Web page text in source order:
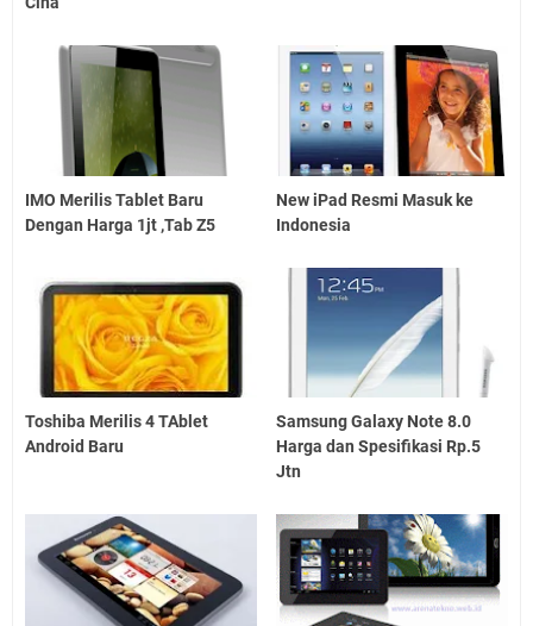
IMO Merilis Tablet Baru
Dengan Harga 1jt ,Tab Z5
New iPad Resmi Masuk ke
Indonesia
Toshiba Merilis 4 TAblet
Android Baru
Samsung Galaxy Note 8.0
Harga dan Spesifikasi Rp.5
Jtn